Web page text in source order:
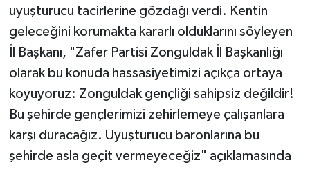
uyuşturucu tacirlerine gözdağı verdi. Kentin
geleceğini korumakta kararlı olduklarını söyleyen
İl Başkanı, "Zafer Partisi Zonguldak İl Başkanlığı
olarak bu konuda hassasiyetimizi açıkça ortaya
koyuyoruz: Zonguldak gençliği sahipsiz değildir!
Bu şehirde gençlerimizi zehirlemeye çalışanlara
karşı duracağız. Uyuşturucu baronlarına bu
şehirde asla geçit vermeyeceğiz" açıklamasında